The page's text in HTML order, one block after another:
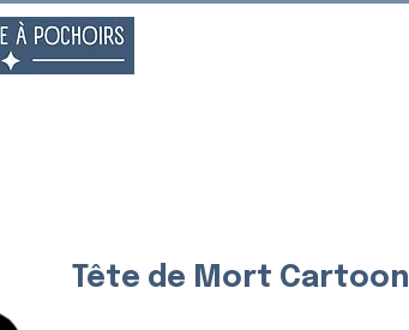
Tête de Mort Cartoon